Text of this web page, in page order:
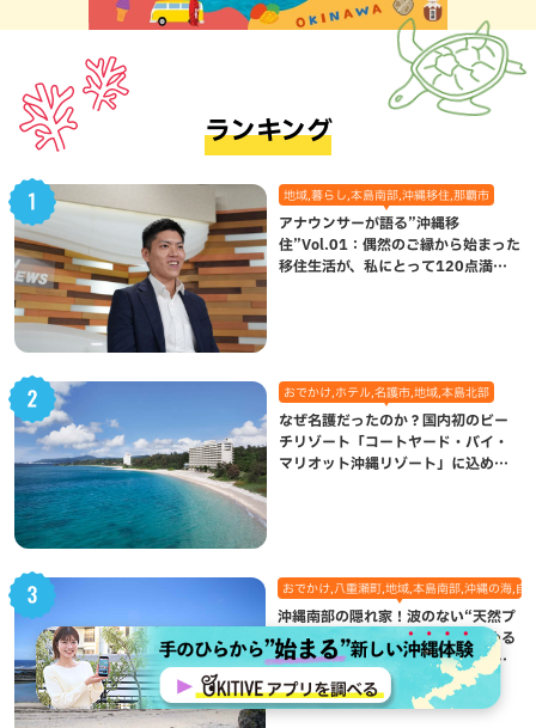
ランキング
地域,暮らし,本島南部,沖縄移住,那覇市
アナウンサーが語る”沖縄移
住”Vol.01：偶然のご縁から始まった
移住生活が、私にとって120点満点
おでかけ,ホテル,名護市,地域,本島北部
なぜ名護だったのか？国内初のビー
チリゾート「コートヤード・バイ・
マリオット沖縄リゾート」に込めら
おでかけ,八重瀬町,地域,本島南部,沖縄の海,自
沖縄南部の隠れ家！波のない“天然プ
ール”で遊んで熱帯魚観察も楽しめる
個性あふれる「玻名城の郷ビーチ」
（八重瀬町）